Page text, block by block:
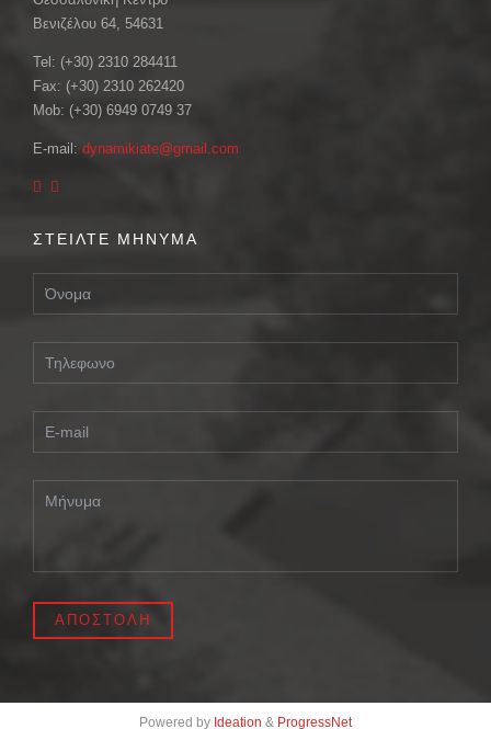
Βενιζέλου 64, 54631
Tel: (+30) 2310 284411
Fax: (+30) 2310 262420
Mob: (+30) 6949 0749 37
E-mail: dynamikiate@gmail.com
ΣΤΕΙΛΤΕ ΜΗΝΥΜΑ
Powered by Ideation & ProgressNet